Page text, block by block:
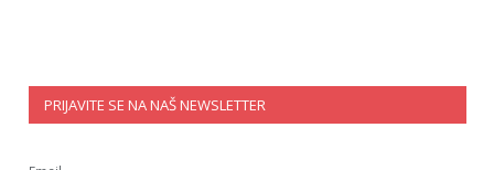
PRIJAVITE SE NA NAŠ NEWSLETTER